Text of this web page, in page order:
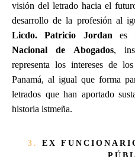
visión del letrado hacia el
desarrollo de la profesión al
Licdo. Patricio Jordan es
Nacional de Abogados,
representa los intereses de
Panamá, al igual que forma
letrados que han aportado
historia istmeña.
3. EX